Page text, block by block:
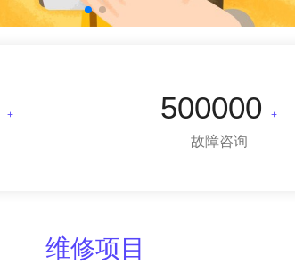
+ 500000+
故障咨询
维修项目